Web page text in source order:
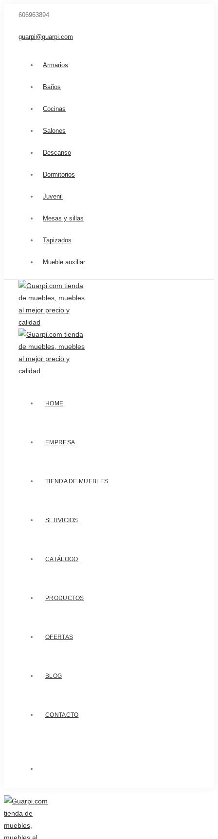
606963894
guarpi@guarpi.com
Armarios
Baños
Cocinas
Salones
Descanso
Dormitorios
Juvenil
Mesas y sillas
Tapizados
Mueble auxiliar
HOME
EMPRESA
TIENDA DE MUEBLES
SERVICIOS
CATÁLOGO
PRODUCTOS
OFERTAS
BLOG
CONTACTO